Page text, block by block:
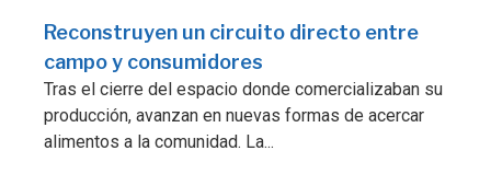
Reconstruyen un circuito directo entre
campo y consumidores
Tras el cierre del espacio donde comercializaban su
producción, avanzan en nuevas formas de acercar
alimentos a la comunidad. La...